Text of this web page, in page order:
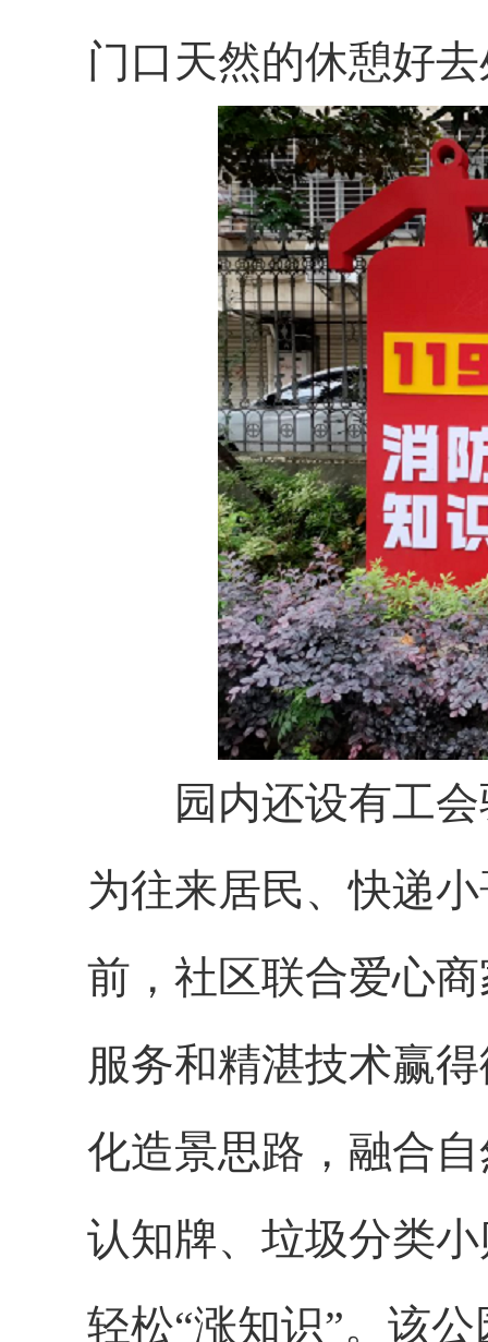
门口天然的休憩好
园内还设有工
为往来居民、快递
前，社区联合爱心
服务和精湛技术赢
化造景思路，融合
认知牌、垃圾分类
轻松“涨知识”。该